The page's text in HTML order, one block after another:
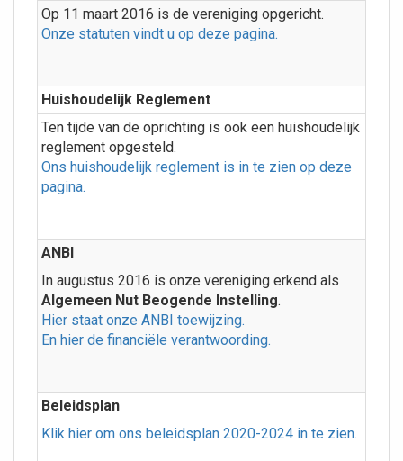
Op 11 maart 2016 is de vereniging opgericht.
Onze statuten vindt u op deze pagina.
Huishoudelijk Reglement
Ten tijde van de oprichting is ook een huishoudelijk
reglement opgesteld.
Ons huishoudelijk reglement is in te zien op deze
pagina.
ANBI
In augustus 2016 is onze vereniging erkend als
Algemeen Nut Beogende Instelling.
Hier staat onze ANBI toewijzing.
En hier de financiële verantwoording.
Beleidsplan
Klik hier om ons beleidsplan 2020-2024 in te zien.